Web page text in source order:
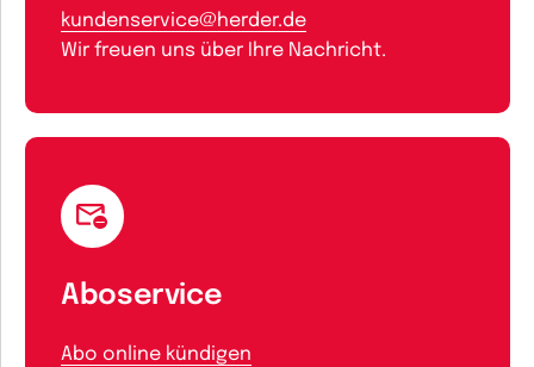
kundenservice@herder.de
Wir freuen uns über Ihre Nachricht.
Aboservice
Abo online kündigen